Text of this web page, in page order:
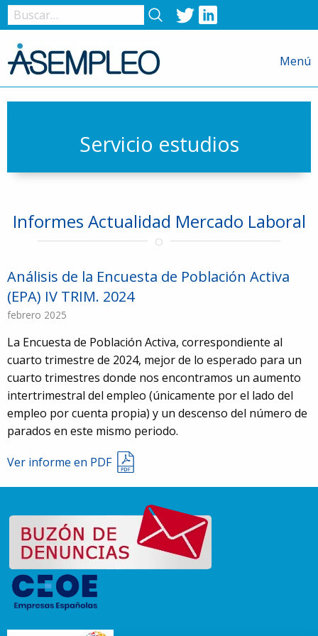
Twitter
de
usuario
o
correo
Contraseña
5980674
Menú
Servicio estudios
Informes Actualidad Mercado Laboral
Análisis de la Encuesta de Población Activa
(EPA) IV TRIM. 2024
febrero 2025
La Encuesta de Población Activa, correspondiente al
cuarto trimestre de 2024, mejor de lo esperado para un
cuarto trimestres donde nos encontramos un aumento
intertrimestral del empleo (únicamente por el lado del
empleo por cuenta propia) y un descenso del número de
parados en este mismo periodo.
Ver informe en PDF